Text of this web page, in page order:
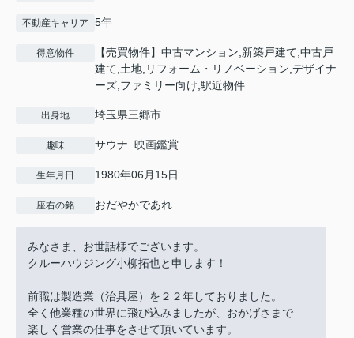
不動産キャリア 5年
得意物件
【売買物件】中古マンション,新築戸建て,中古戸
建て,土地,リフォーム・リノベーション,デザイナ
ーズ,ファミリー向け,駅近物件
出身地 埼玉県三郷市
趣味 サウナ 映画鑑賞
生年月日 1980年06月15日
座右の銘 おだやかであれ
みなさま、お世話様でございます。
クルーハウジング小柳拓也と申します！
前職は製造業（治具屋）を２２年しておりました。
全く他業種の世界に飛び込みましたが、おかげさまで
楽しく営業の仕事をさせて頂いています。